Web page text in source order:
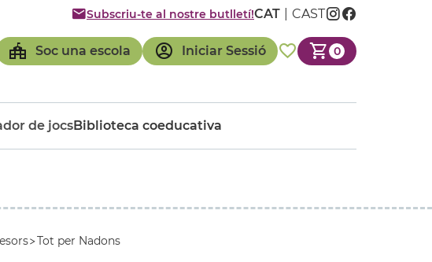
Soc una escola Iniciar Sessió 0
Subscriu-te al nostre butlletí!CAT CAST
de jocsBiblioteca coeducativa
Tot per Nadons